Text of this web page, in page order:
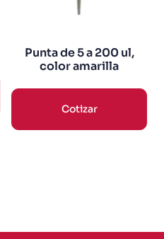
Punta de 5 a 200 ul,
color amarilla
Cotizar